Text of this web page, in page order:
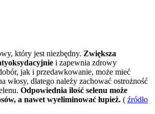
który jest niezbędny. Zwiększa
i zapewnia zdrowy
jak i przedawkowanie, może mieć
włosy, dlatego należy zachować ostrożność
Odpowiednia ilość selenu może
a nawet wyeliminować łupież. ( źródło